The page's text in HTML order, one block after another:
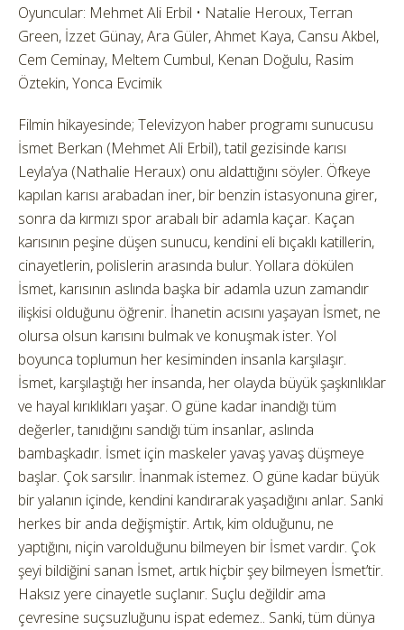
Oyuncular: Mehmet Ali Erbil • Natalie Heroux, Terran
Green, İzzet Günay, Ara Güler, Ahmet Kaya, Cansu Akbel,
Cem Ceminay, Meltem Cumbul, Kenan Doğulu, Rasim
Öztekin, Yonca Evcimik
Filmin hikayesinde; Televizyon haber programı sunucusu
İsmet Berkan (Mehmet Ali Erbil), tatil gezisinde karısı
Leyla’ya (Nathalie Heraux) onu aldattığını söyler. Öfkeye
kapılan karısı arabadan iner, bir benzin istasyonuna girer,
sonra da kırmızı spor arabalı bir adamla kaçar. Kaçan
karısının peşine düşen sunucu, kendini eli bıçaklı katillerin,
cinayetlerin, polislerin arasında bulur. Yollara dökülen
İsmet, karısının aslında başka bir adamla uzun zamandır
ilişkisi olduğunu öğrenir. İhanetin acısını yaşayan İsmet, ne
olursa olsun karısını bulmak ve konuşmak ister. Yol
boyunca toplumun her kesiminden insanla karşılaşır.
İsmet, karşılaştığı her insanda, her olayda büyük şaşkınlıklar
ve hayal kırıklıkları yaşar. O güne kadar inandığı tüm
değerler, tanıdığını sandığı tüm insanlar, aslında
bambaşkadır. İsmet için maskeler yavaş yavaş düşmeye
başlar. Çok sarsılır. İnanmak istemez. O güne kadar büyük
bir yalanın içinde, kendini kandırarak yaşadığını anlar. Sanki
herkes bir anda değişmiştir. Artık, kim olduğunu, ne
yaptığını, niçin varolduğunu bilmeyen bir İsmet vardır. Çok
şeyi bildiğini sanan İsmet, artık hiçbir şey bilmeyen İsmet’tir.
Haksız yere cinayetle suçlanır. Suçlu değildir ama
çevresine suçsuzluğunu ispat edemez.. Sanki, tüm dünya